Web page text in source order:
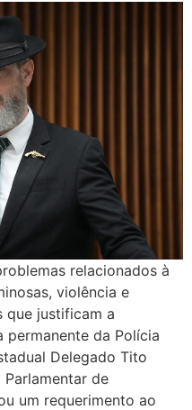
relacionados à
violência e
que justificam a
permanente da Polícia
Delegado Tito
de
um requerimento ao